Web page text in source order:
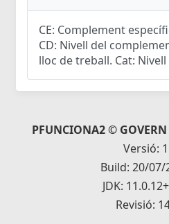
CE: Complement
CD: Nivell del
lloc de treball. Cat:
PFUNCIONA2 © GOVERN
Versió:
Build: 20/07/
JDK:
Revisió: